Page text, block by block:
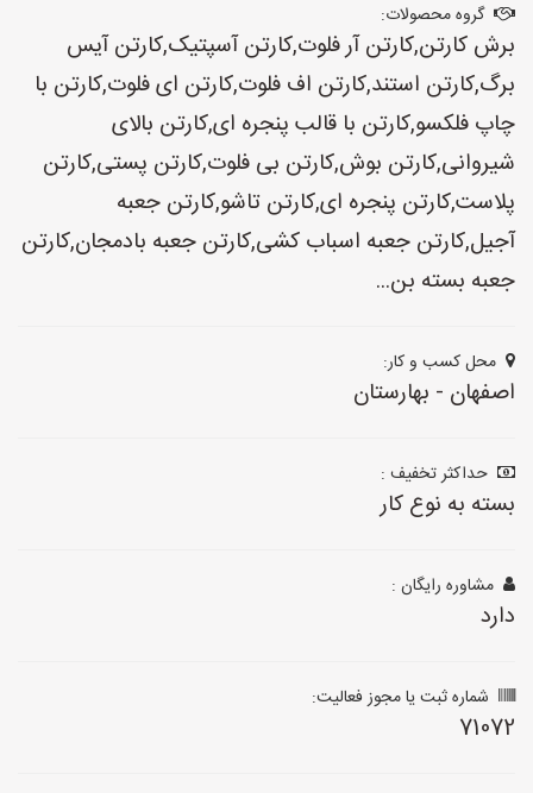
گروه محصولات:
برش کارتن,کارتن آر فلوت,کارتن آسپتیک,کارتن آیس
برگ,کارتن استند,کارتن اف فلوت,کارتن ای فلوت,کارتن با
چاپ فلکسو,کارتن با قالب پنجره ای,کارتن بالای
شیروانی,کارتن بوش,کارتن بی فلوت,کارتن پستی,کارتن
پلاست,کارتن پنجره ای,کارتن تاشو,کارتن جعبه
آجیل,کارتن جعبه اسباب کشی,کارتن جعبه بادمجان,کارتن
جعبه بسته بن...
محل کسب و کار:
اصفهان - بهارستان
حداکثر تخفیف :
بسته به نوع کار
مشاوره رایگان :
دارد
شماره ثبت یا مجوز فعالیت:
71072